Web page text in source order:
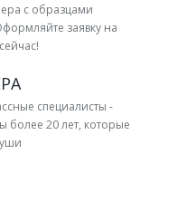
с образцами
заявку на
специалисты -
более 20 лет, которые